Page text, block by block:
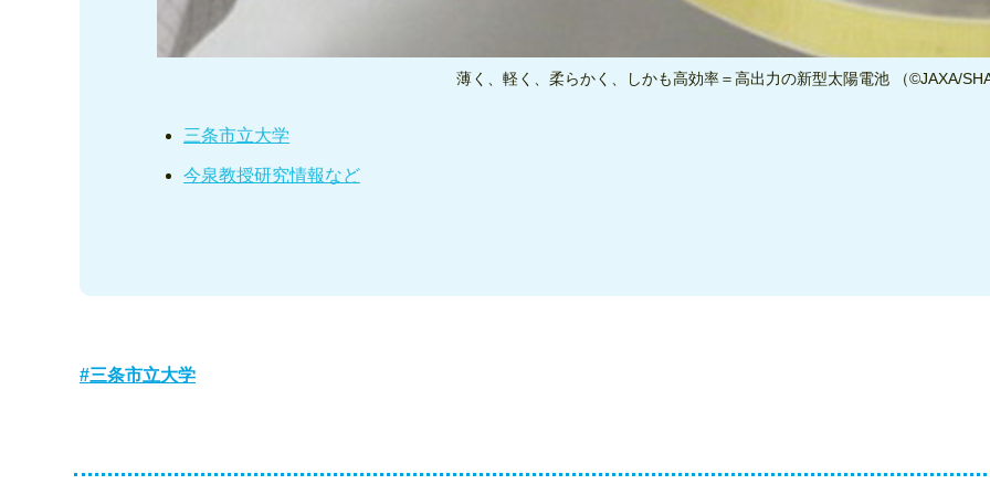
薄く、軽く、柔らかく、しかも高効率＝高出力の新型太陽電池 （©JAXA/
三条市立大学
今泉教授研究情報など
三条市立大学